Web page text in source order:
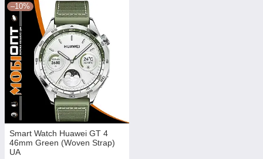
–10%
Smart Watch Huawei GT 4
46mm Green (Woven Strap)
UA